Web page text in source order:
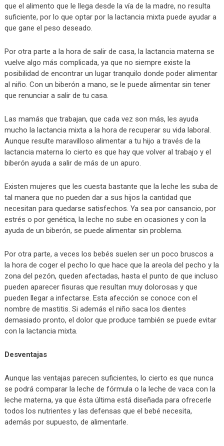
que el alimento que le llega desde la vía de la madre, no resulta
suficiente, por lo que optar por la lactancia mixta puede ayudar a
que gane el peso deseado.
Por otra parte a la hora de salir de casa, la lactancia materna se
vuelve algo más complicada, ya que no siempre existe la
posibilidad de encontrar un lugar tranquilo donde poder alimentar
al niño. Con un biberón a mano, se le puede alimentar sin tener
que renunciar a salir de tu casa.
Las mamás que trabajan, que cada vez son más, les ayuda
mucho la lactancia mixta a la hora de recuperar su vida laboral.
Aunque resulte maravilloso alimentar a tu hijo a través de la
lactancia materna lo cierto es que hay que volver al trabajo y el
biberón ayuda a salir de más de un apuro.
Existen mujeres que les cuesta bastante que la leche les suba de
tal manera que no pueden dar a sus hijos la cantidad que
necesitan para quedarse satisfechos. Ya sea por cansancio, por
estrés o por genética, la leche no sube en ocasiones y con la
ayuda de un biberón, se puede alimentar sin problema.
Por otra parte, a veces los bebés suelen ser un poco bruscos a
la hora de coger el pecho lo que hace que la areola del pecho y la
zona del pezón, queden afectadas, hasta el punto de que incluso
pueden aparecer fisuras que resultan muy dolorosas y que
pueden llegar a infectarse. Esta afección se conoce con el
nombre de mastitis. Si además el niño saca los dientes
demasiado pronto, el dolor que produce también se puede evitar
con la lactancia mixta.
Desventajas
Aunque las ventajas parecen suficientes, lo cierto es que nunca
se podrá comparar la leche de fórmula o la leche de vaca con la
leche materna, ya que ésta última está diseñada para ofrecerle
todos los nutrientes y las defensas que el bebé necesita,
además por supuesto, de alimentarle.